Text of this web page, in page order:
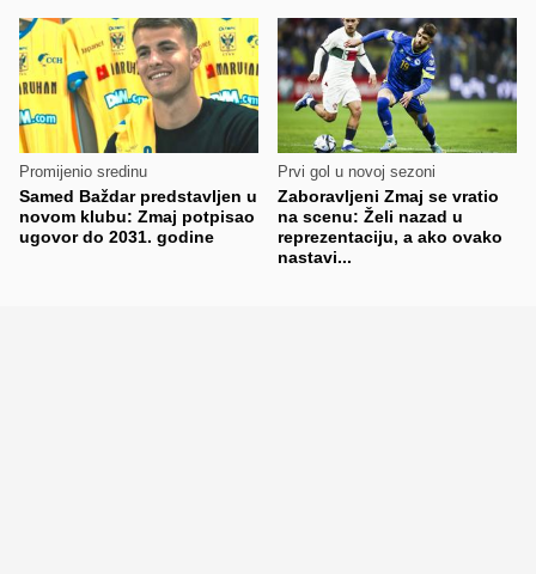
Promijenio sredinu
Samed Baždar predstavljen u
novom klubu: Zmaj potpisao
ugovor do 2031. godine
Prvi gol u novoj sezoni
Zaboravljeni Zmaj se vratio
na scenu: Želi nazad u
reprezentaciju, a ako ovako
nastavi...